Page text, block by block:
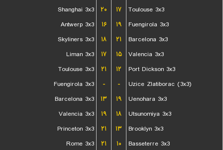
Shanghai 3x3
۲۰ ۱۷
Toulouse 3x3
Antwerp 3x3
۱۶ ۱۹
Fuengirola 3x3
Skyliners 3x3
۱۸ ۲۱
Barcelona 3x3
Liman 3x3
۱۷ ۱۵
Valencia 3x3
Toulouse 3x3
۲۱ ۱۲
Port Dickson 3x3
Fuengirola 3x3
- -
Uzice Zlatiborac (3x3)
Barcelona 3x3
۱۳ ۱۹
Uenohara 3x3
Valencia 3x3
۱۹ ۱۸
Utsunomiya 3x3
Princeton 3x3
۲۱ ۱۳
Brooklyn 3x3
Rome 3x3
۲۱ ۱۰
Basseterre 3x3